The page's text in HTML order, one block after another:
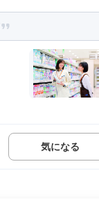
気になる